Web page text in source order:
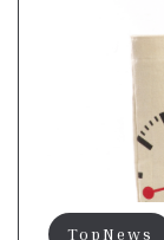
TopNews